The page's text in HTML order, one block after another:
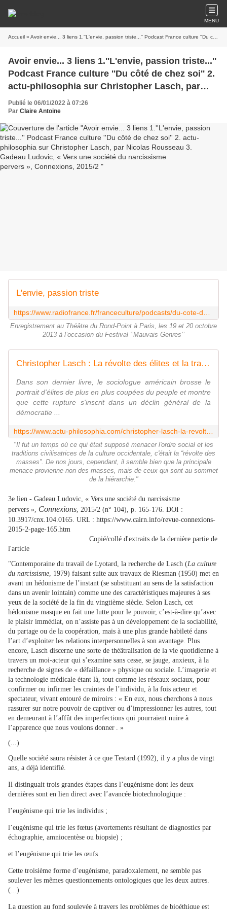
MENU
Accueil » Avoir envie... 3 liens 1.''L'envie, passion triste...'' Podcast France culture ''Du côté de chez soi'' 2. actu-philosophia sur Christopher Lasch, par Nicolas Rousseau 3. Gadeau Ludovic, « Vers une société du narcissisme pervers », Connexions, 2015/2
Avoir envie... 3 liens 1.''L'envie, passion triste...''
Podcast France culture ''Du côté de chez soi'' 2.
actu-philosophia sur Christopher Lasch, par
Nicolas Rousseau 3. Gadeau Ludovic, « Vers
une société du narcissisme
pervers », Connexions, 2015/2
Publié le 06/01/2022 à 07:26
Par Claire Antoine
L'envie, passion triste
Enregistrement au Théâtre du Rond-Point à Paris, les 19 et 20 octobre
2013 à l’occasion du Festival ‘’Mauvais Genres’’
Christopher Lasch : La révolte des élites et la trahison de la démocratie
Dans son dernier livre, le sociologue américain brosse le
portrait d'élites de plus en plus coupées du peuple et montre
que cette rupture s'inscrit dans un déclin général de la
démocratie ...
"Il fut un temps où ce qui était supposé menacer l'ordre social et les
traditions civilisatrices de la culture occidentale, c'était la “révolte des
masses”. De nos jours, cependant, il semble bien que la principale
menace provienne non des masses, mais de ceux qui sont au sommet
de la hiérarchie."
3e lien - Gadeau Ludovic, « Vers une société du narcissisme
pervers », Connexions, 2015/2 (n° 104), p. 165-176. DOI :
10.3917/cnx.104.0165. URL : https://www.cairn.info/revue-connexions-
2015-2-page-165.htm
Copié/collé d'extraits de la dernière partie de
l'article
"Contemporaine du travail de Lyotard, la recherche de Lasch (La culture
du narcissisme, 1979) faisant suite aux travaux de Riesman (1950) met en
avant un hédonisme de l’instant (se substituant au sens de la satisfaction
dans un avenir lointain) comme une des caractéristiques majeures à ses
yeux de la société de la fin du vingtième siècle. Selon Lasch, cet
hédonisme masque en fait une lutte pour le pouvoir, c’est-à-dire qu’avec
le plaisir immédiat, on n’assiste pas à un développement de la sociabilité,
du partage ou de la coopération, mais à une plus grande habileté dans
l’art d’exploiter les relations interpersonnelles à son avantage. Plus
encore, Lasch discerne une sorte de théâtralisation de la vie quotidienne à
travers un moi-acteur qui s’examine sans cesse, se jauge, anxieux, à la
recherche de signes de « défaillance » physique ou sociale. L’imagerie et
la technologie médicale étant là, tout comme les réseaux sociaux, pour
confirmer ou infirmer les craintes de l’individu, à la fois acteur et
spectateur, vivant entouré de miroirs : « En eux, nous cherchons à nous
rassurer sur notre pouvoir de captiver ou d’impressionner les autres, tout
en demeurant à l’affût des imperfections qui pourraient nuire à
l’apparence que nous voulons donner . »
(...)
Quelle société saura résister à ce que Testard (1992), il y a plus de vingt
ans, a déjà identifié.
Il distinguait trois grandes étapes dans l’eugénisme dont les deux
dernières sont en lien direct avec l’avancée biotechnologique :
l’eugénisme qui trie les individus ;
l’eugénisme qui trie les fœtus (avortements résultant de diagnostics par
échographie, amniocentèse ou biopsie) ;
et l’eugénisme qui trie les œufs.
Cette troisième forme d’eugénisme, paradoxalement, ne semble pas
soulever les mêmes questionnements ontologiques que les deux autres.
(...)
La question au fond soulevée à travers les problèmes de bioéthique est